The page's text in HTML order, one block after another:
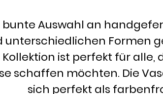
Auswahl an
unterschiedlichen Formen
Kollektion ist perfekt für
schaffen möchten. Die
sich perfekt als